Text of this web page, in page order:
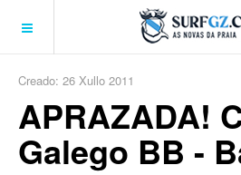
Creado: 26 Xullo 2011
APRAZADA!
Galego BB -